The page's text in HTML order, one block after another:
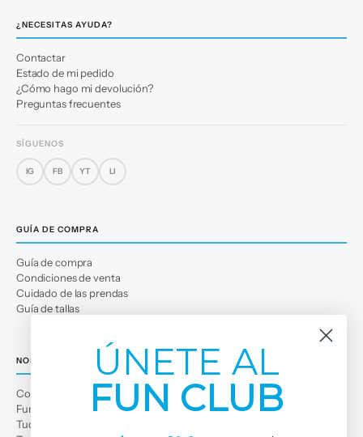
¿NECESITAS AYUDA?
Contactar
Estado de mi pedido
¿Cómo hago mi devolución?
Preguntas frecuentes
SÍGUENOS
IG FB YT LI
GUÍA DE COMPRA
Guía de compra
Condiciones de venta
Cuidado de las prendas
Guía de tallas
NOSOTROS
Conócenos
Fun Club
Tuc Tuc Planet
ÚNETE AL
FUN CLUB